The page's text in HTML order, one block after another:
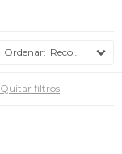
Recomendados
Quitar filtros